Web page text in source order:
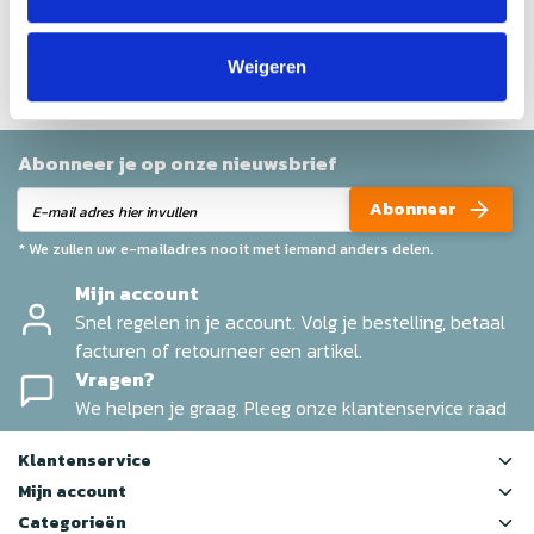
Weigeren
Help ons en andere klanten door het schrijven van een
Abonneer je op onze nieuwsbrief
Abonneer
* We zullen uw e-mailadres nooit met iemand anders delen.
Mijn account
Snel regelen in je account. Volg je bestelling, betaal
facturen of retourneer een artikel.
Vragen?
We helpen je graag. Pleeg onze klantenservice raad
Klantenservice
Mijn account
Categorieën